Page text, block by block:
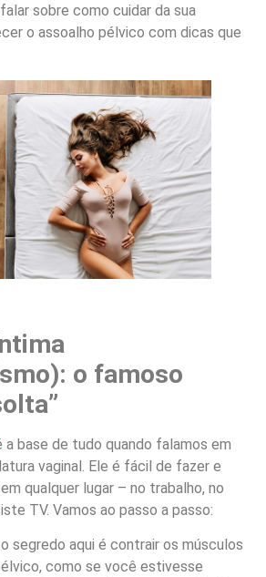
sobre como cuidar da sua
o assoalho pélvico com dicas que
o famoso
a base de tudo quando falamos em
vaginal. Ele é fácil de fazer e
qualquer lugar – no trabalho, no
TV. Vamos ao passo a passo:
segredo aqui é contrair os músculos
como se você estivesse